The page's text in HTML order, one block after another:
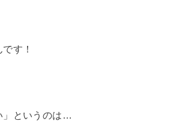
す！
」というのは…